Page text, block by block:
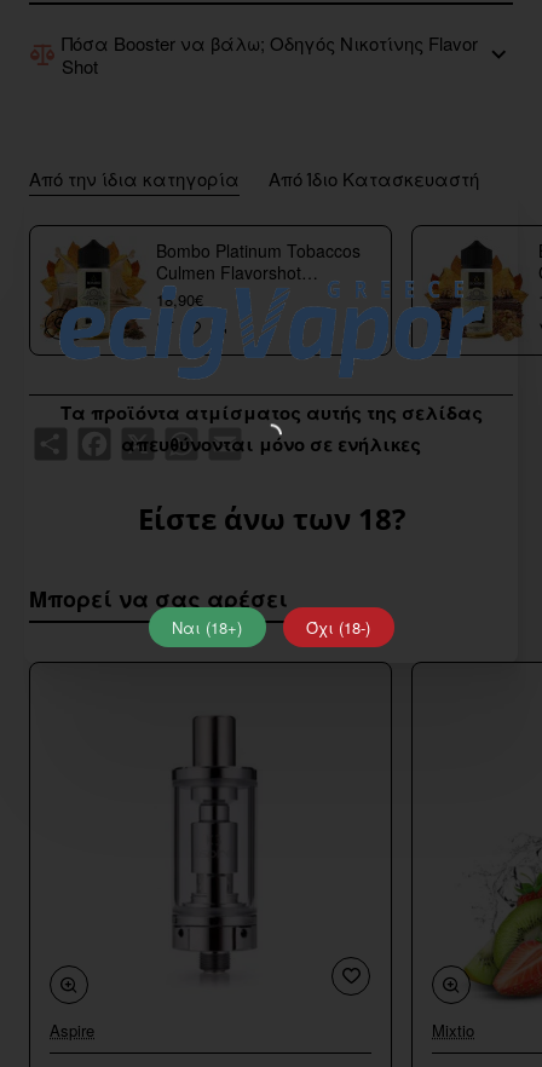
Τα προϊόντα ατμίσματος αυτής της σελίδας
απευθύνονται μόνο σε ενήλικες
Είστε άνω των 18?
Ναι (18+) Όχι (18-)
Πόσα Booster να βάλω; Οδηγός Νικοτίνης Flavor
Shot
Από την ίδια κατηγορία Από Ίδιο Κατασκευαστή
Bombo Platinum Tobaccos
Culmen Flavorshot
40/120ml
18,90€
Facebook Email
Μπορεί να σας αρέσει
Aspire Mixtio